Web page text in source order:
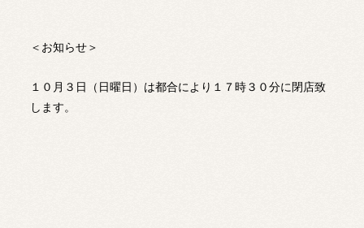
＜お知らせ＞
１０月３日（日曜日）は都合により１７時３０分に閉店致
します。